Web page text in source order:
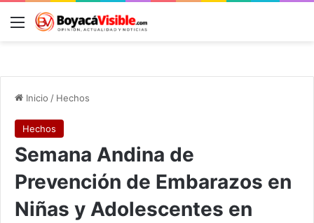
Menú
Inicio / Hechos
Hechos
Semana Andina de
Prevención de Embarazos en
Niñas y Adolescentes en